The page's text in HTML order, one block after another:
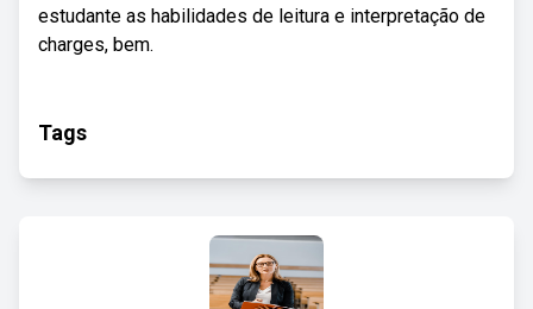
estudante as habilidades de leitura e interpretação de
charges, bem.
Tags